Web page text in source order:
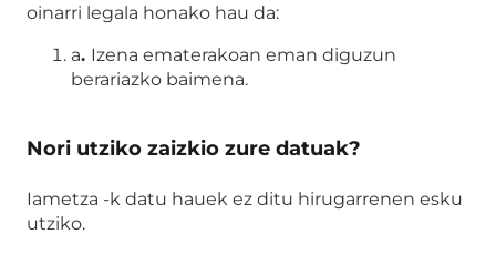
oinarri legala honako hau da:
a. Izena ematerakoan eman diguzun
berariazko baimena.
Nori utziko zaizkio zure datuak?
Iametza -k datu hauek ez ditu hirugarrenen esku
utziko.